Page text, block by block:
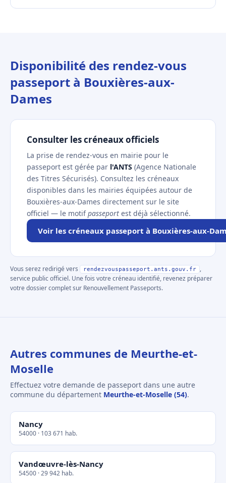
Disponibilité des rendez-vous
passeport à Bouxières-aux-
Dames
Consulter les créneaux officiels
La prise de rendez-vous en mairie pour le
passeport est gérée par l'ANTS (Agence Nationale
des Titres Sécurisés). Consultez les créneaux
disponibles dans les mairies équipées autour de
Bouxières-aux-Dames directement sur le site
officiel — le motifpasseport est déjà sélectionné.
Voir les créneaux passeport à Bouxières-aux-
Vous serez redirigé vers rendezvouspasseport.ants.gouv.fr
,
service public officiel. Une fois votre créneau identifié, revenez préparer
votre dossier complet sur Renouvellement Passeports.
Autres communes de Meurthe-et-
Moselle
Effectuez votre demande de passeport dans une autre
commune du département Meurthe-et-Moselle (54).
Nancy
54000 · 103 671 hab.
Vandœuvre-lès-Nancy
54500 · 29 942 hab.